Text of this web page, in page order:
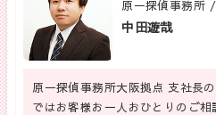
原一探偵事務所
中田遊哉
原一探偵事務所大阪拠点 支社長
ではお客様お一人おひとりのご